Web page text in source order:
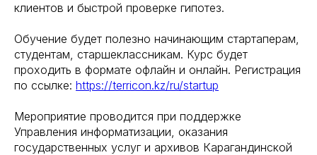
клиентов и быстрой проверке гипотез.
Обучение будет полезно начинающим стартаперам,
студентам, старшеклассникам. Курс будет
проходить в формате офлайн и онлайн. Регистрация
по ссылке: https://terricon.kz/ru/startup
Мероприятие проводится при поддержке
Управления информатизации, оказания
государственных услуг и архивов Карагандинской